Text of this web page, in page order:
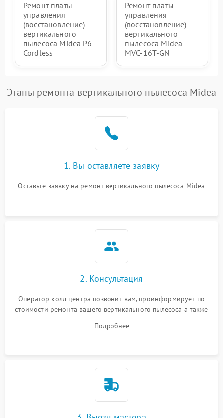
Ремонт платы
управления
(восстановление)
вертикального
пылесоса Midea P6
Cordless
Ремонт платы
управления
(восстановление)
вертикального
пылесоса Midea
MVC-16T-GN
Этапы ремонта вертикального пылесоса Midea
1. Вы оставляете заявку
Оставьте заявку на ремонт вертикального пылесоса Midea
2. Консультация
Оператор колл центра позвонит вам, проинформирует по
стоимости ремонта вашего вертикального пылесоса а также
Подробнее